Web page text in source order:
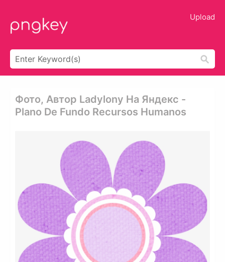
Upload
Фото, Автор Ladylony На Яндекс -
Plano De Fundo Recursos Humanos